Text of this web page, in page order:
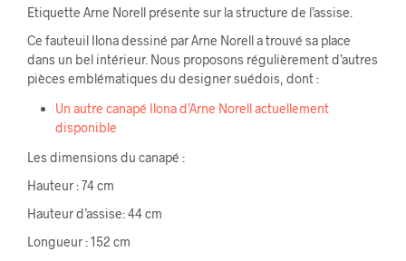
Etiquette Arne Norell présente sur la structure de l’assise.
Ce fauteuil Ilona dessiné par Arne Norell a trouvé sa place
dans un bel intérieur. Nous proposons régulièrement d’autres
pièces emblématiques du designer suédois, dont :
Un autre canapé Ilona d’Arne Norell actuellement
disponible
Les dimensions du canapé :
Hauteur : 74 cm
Hauteur d’assise: 44 cm
Longueur : 152 cm